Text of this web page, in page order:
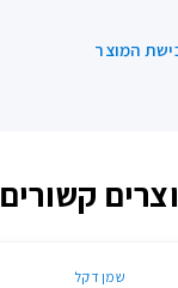
המוצר
קשורים
שמן דקל